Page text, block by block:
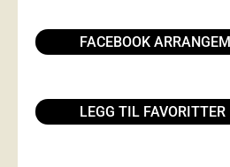
FACEBOOK
LEGG TIL FAVORITTER